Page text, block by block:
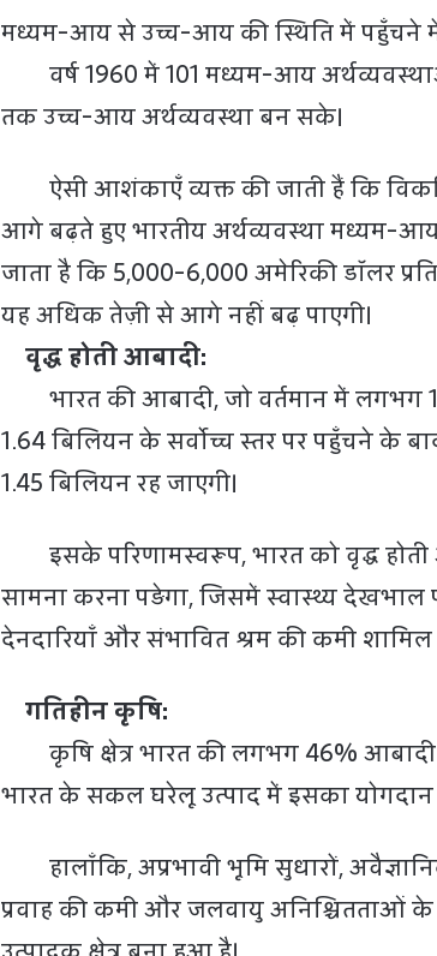
मध्यम-आय से उच्च-आय की स्थिति में पहुँचने में
वर्ष 1960 में 101 मध्यम-आय
तक उच्च-आय अर्थव्यवस्था बन सके।
ऐसी आशंकाएँ व्यक्त की जाती हैं कि
आगे बढ़ते हुए भारतीय अर्थव्यवस्था मध्यम-
जाता है कि 5,000-6,000 अमेरिकी डॉलर
यह अधिक तेज़ी से आगे नहीं बढ़ पाएगी।
वृद्ध होती आबादी:
भारत की आबादी, जो वर्तमान में लगभग
1.64 बिलियन के सर्वोच्च स्तर पर पहुँचने के
1.45 बिलियन रह जाएगी।
इसके परिणामस्वरूप, भारत को वृद्ध होती
सामना करना पड़ेगा, जिसमें स्वास्थ्य देखभाल
देनदारियाँ और संभावित श्रम की कमी शामिल
गतिहीन कृषि:
कृषि क्षेत्र भारत की लगभग 46% आबादी
भारत के सकल घरेलू उत्पाद में इसका
हालाँकि, अप्रभावी भूमि सुधारों,
प्रवाह की कमी और जलवायु अनिश्चितताओं के